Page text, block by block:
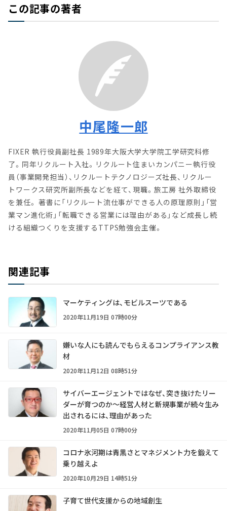
この記事の著者
中尾隆一郎
FIXER 執行役員副社長 1989年大阪大学大学院工学研究科修
了。同年リクルート入社。リクルート住まいカンパニー執行役
員（事業開発担当）、リクルートテクノロジーズ社長、リクルー
トワークス研究所副所長などを経て、現職。旅工房 社外取締役
を兼任。 著書に「リクルート流仕事ができる人の原理原則」「営
業マン進化術」「転職できる営業には理由がある」など成長し続
ける組織つくりを支援するTTPS勉強会主催。
関連記事
マーケティングは、モビルスーツである
2020年11月19日 07時00分
嫌いな人にも読んでもらえるコンプライアンス教
材
2020年11月12日 08時51分
サイバーエージェントではなぜ、突き抜けたリー
ダーが育つのか～経営人材と新規事業が続々生み
出されるには、理由があった
2020年11月05日 07時00分
コロナ氷河期は青黒さとマネジメント力を鍛えて
乗り越えよ
2020年10月29日 14時51分
子育て世代支援からの地域創生